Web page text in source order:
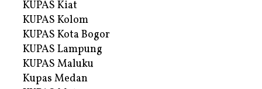
KUPAS Kiat
KUPAS Kolom
KUPAS Kota Bogor
KUPAS Lampung
KUPAS Maluku
Kupas Medan